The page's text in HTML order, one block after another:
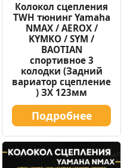
Колокол сцепления
TWH тюнинг Yamaha
NMAX / AEROX /
KYMKO / SYM /
BAOTIAN
спортивное 3
колодки (Задний
вариатор сцепление
) ЗХ 123мм
Подробнее